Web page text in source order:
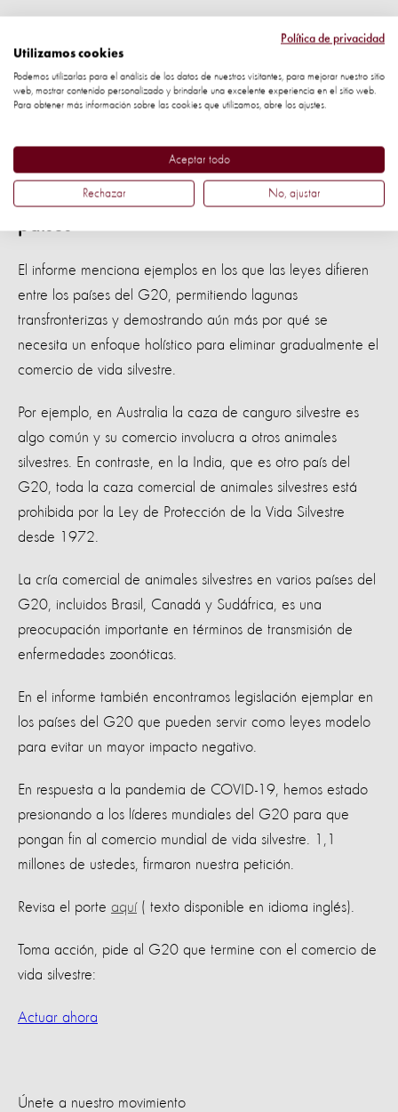
la Organización
Mundial de la Salud (OMS) instara a suspender la venta
de animales silvestres vivosen los mercados de alimentos,
ya que los estudios en curso sobre los orígenes del COVID-
de los murciélagos a un animal intermediario.”
Aprender de las experiencias de otros
países
El informe menciona ejemplos en los que las leyes difieren
entre los países del G20, permitiendo lagunas
transfronterizas y demostrando aún más por qué se
necesita un enfoque holístico para eliminar gradualmente el
comercio de vida silvestre.
Por ejemplo, en Australia la caza de canguro silvestre es
algo común y su comercio involucra a otros animales
silvestres. En contraste, en la India, que es otro país del
G20, toda la caza comercial de animales silvestres está
prohibida por la Ley de Protección de la Vida Silvestre
desde 1972.
La cría comercial de animales silvestres en varios países del
G20, incluidos Brasil, Canadá y Sudáfrica, es una
preocupación importante en términos de transmisión de
enfermedades zoonóticas.
En el informe también encontramos legislación ejemplar en
los países del G20 que pueden servir como leyes modelo
para evitar un mayor impacto negativo.
En respuesta a la pandemia de COVID-19, hemos estado
presionando a los líderes mundiales del G20 para que
pongan fin al comercio mundial de vida silvestre. 1,1
millones de ustedes, firmaron nuestra petición.
Revisa el porte aquí( texto disponible en idioma inglés).
Toma acción, pide al G20 que termine con el comercio de
vida silvestre:
Actuar ahora
Únete a nuestro movimiento
Política de privacidad
Utilizamos cookies
Podemos utilizarlas para el análisis de los datos de nuestros visitantes, para mejorar nuestro sitio
web, mostrar contenido personalizado y brindarle una excelente experiencia en el sitio web.
Para obtener más información sobre las cookies que utilizamos, abre los ajustes.
Aceptar todo
Rechazar No, ajustar